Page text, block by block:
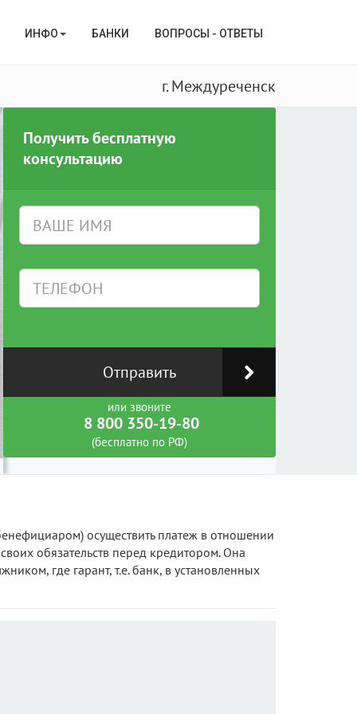
ИНФО БАНКИ ВОПРОСЫ - ОТВЕТЫ
г. Междуреченск
Получить бесплатную
консультацию
Отправить
или звоните
8 800 350-19-80
(бесплатно по РФ)
осуществить платеж в отношении
обязательств перед кредитором. Она
где гарант, т.е. банк, в установленных